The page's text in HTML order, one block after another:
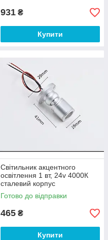
931 ₴
Купити
Світильник акцентного
освітлення 1 вт, 24v 4000К
сталевий корпус
Готово до відправки
465 ₴
Купити